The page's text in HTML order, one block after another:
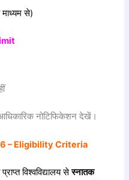
से)
नोटिफिकेशन देखें।
– Eligibility Criteria
विश्वविद्यालय सेस्नातक